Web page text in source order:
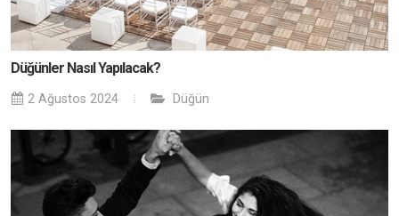
Düğünler Nasıl Yapılacak?
2 Ağustos 2024 Düğün